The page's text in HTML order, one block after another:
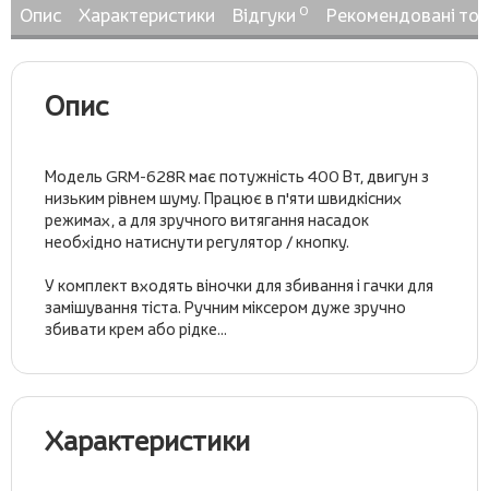
Опис Характеристики Відгуки 0 Рекомендовані
Опис
Модель GRM-628R має потужність 400 Вт, двигун з
низьким рівнем шуму. Працює в п'яти швидкісних
режимах, а для зручного витягання насадок
необхідно натиснути регулятор / кнопку.
У комплект входять віночки для збивання і гачки для
замішування тіста. Ручним міксером дуже зручно
збивати крем або рідке...
Характеристики